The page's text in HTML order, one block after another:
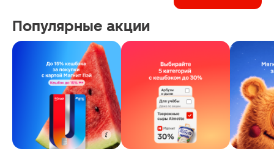
Популярные акции